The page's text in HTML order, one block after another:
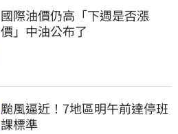
國際油價仍高「下週是否漲
價」中油公布了
颱風逼近！7地區明午前達停班
課標準